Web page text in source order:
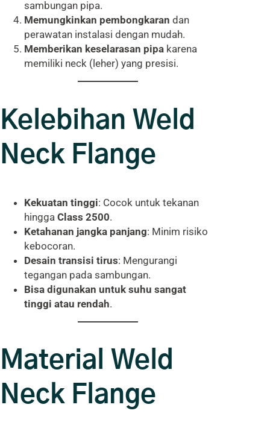
sambungan pipa.
Memungkinkan pembongkaran dan
perawatan instalasi dengan mudah.
Memberikan keselarasan pipa karena
memiliki neck (leher) yang presisi.
Kelebihan Weld
Neck Flange
Kekuatan tinggi: Cocok untuk tekanan
hingga Class 2500.
Ketahanan jangka panjang: Minim risiko
kebocoran.
Desain transisi tirus: Mengurangi
tegangan pada sambungan.
Bisa digunakan untuk suhu sangat
tinggi atau rendah.
Material Weld
Neck Flange